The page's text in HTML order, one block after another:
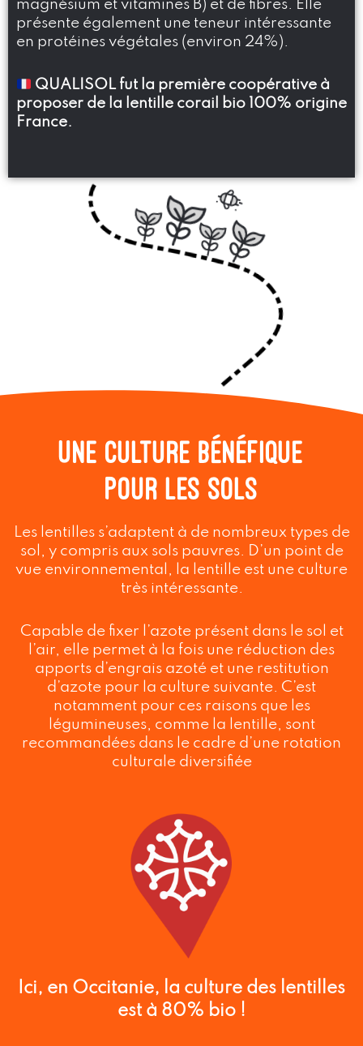
magnésium et vitamines B) et de fibres. Elle
présente également une teneur intéressante
en protéines végétales (environ 24%).
QUALISOL fut la première coopérative à
proposer de la lentille corail bio 100% origine
France.
Une culture bénéfique
pour les sols
Les lentilles s’adaptent à de nombreux types de
sol, y compris aux sols pauvres. D’un point de
vue environnemental, la lentille est une culture
très intéressante.
Capable de fixer l’azote présent dans le sol et
l’air, elle permet à la fois une réduction des
apports d’engrais azoté et une restitution
d’azote pour la culture suivante. C’est
notamment pour ces raisons que les
légumineuses, comme la lentille, sont
recommandées dans le cadre d’une rotation
culturale diversifiée
Ici, en Occitanie, la culture des lentilles
est à 80% bio !